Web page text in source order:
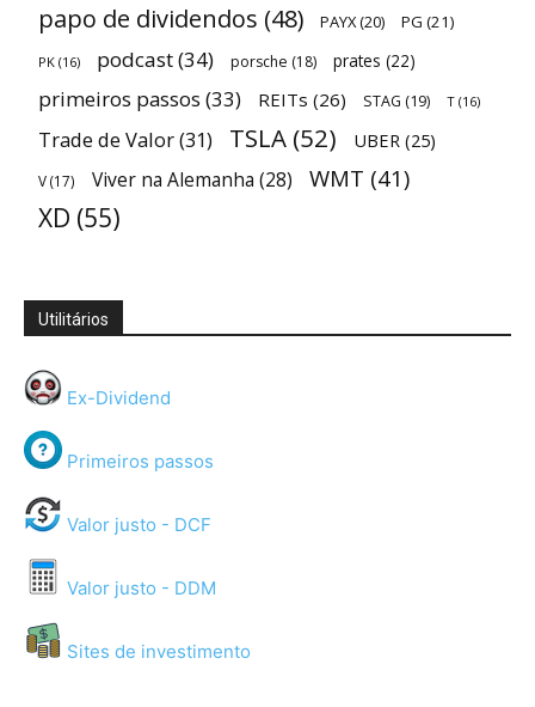
papo de dividendos (48) PAYX(20) PG (21)
PK (16) podcast(34) porsche (18) prates (22)
primeiros passos (33) REITs (26) STAG (19) T (16)
Trade de Valor(31) TSLA (52) UBER (25)
V(17) Viver na Alemanha (28) WMT (41)
XD (55)
Utilitários
Ex-Dividend
Primeiros passos
Valor justo - DCF
Valor justo - DDM
Sites de investimento